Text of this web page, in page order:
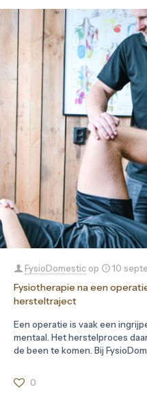
FysioDomestic op 10
Fysiotherapie na een
hersteltraject
Een operatie is vaak een
mentaal. Het herstelproces
de been te komen. Bij
0